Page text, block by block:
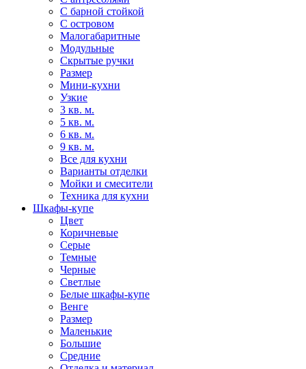
С барной стойкой
С островом
Малогабаритные
Модульные
Скрытые ручки
Размер
Мини-кухни
Узкие
3 кв. м.
5 кв. м.
6 кв. м.
9 кв. м.
Все для кухни
Варианты отделки
Мойки и смесители
Техника для кухни
Шкафы-купе
Цвет
Коричневые
Серые
Темные
Черные
Светлые
Белые шкафы-купе
Венге
Размер
Маленькие
Большие
Средние